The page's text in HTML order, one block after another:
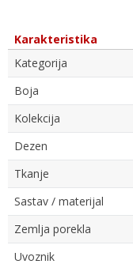
Karakteristika
Kategorija
Boja
Kolekcija
Dezen
Tkanje
Sastav / materijal
Zemlja porekla
Uvoznik